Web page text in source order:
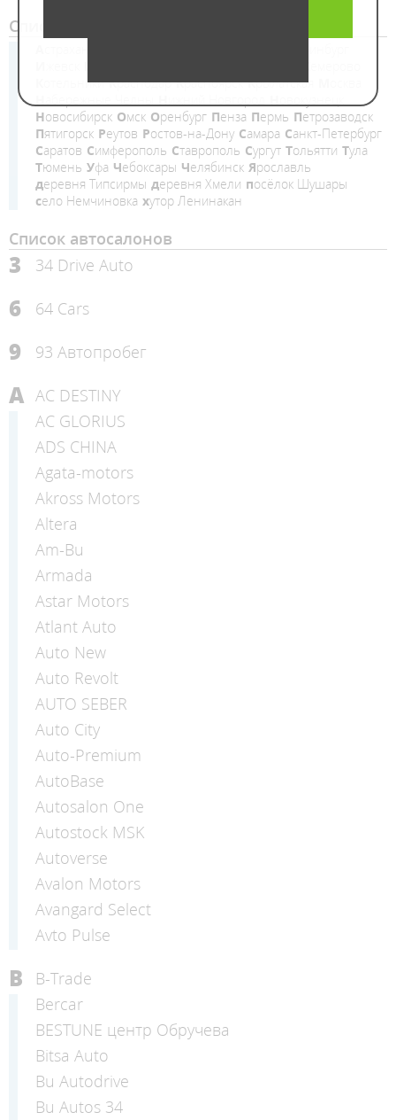
Список городов
Котельники
Краснодар Красноярск Крылатская
Новосибирск
Омск Оренбург Пенза Пермь
Петрозаводск
Пятигорск
Реутов Ростов-на-Дону Самара
Санкт-Петербург
Саратов
Симферополь Ставрополь Сургут Тольятти
Тула
Тюмень
Уфа Чебоксары Челябинск
Ярославль
деревня Типсирмы
деревня Хмели
посёлок Шушары
село Немчиновка
хутор Ленинакан
Список автосалонов
3 34 Drive Auto
6 64 Cars
9 93 Автопробег
A AC DESTINY
AC GLORIUS
ADS CHINA
Agata-motors
Akross Motors
Altera
Am-Bu
Armada
Astar Motors
Atlant Auto
Auto New
Auto Revolt
AUTO SEBER
Auto Сity
Auto-Premium
AutoBase
Autosalon One
Autostock MSK
Autoverse
Avalon Motors
Avangard Select
Avto Pulse
B
B-Trade
Bercar
BESTUNE центр Обручева
Bitsa Auto
Bu Autodrive
Bu Autos 34